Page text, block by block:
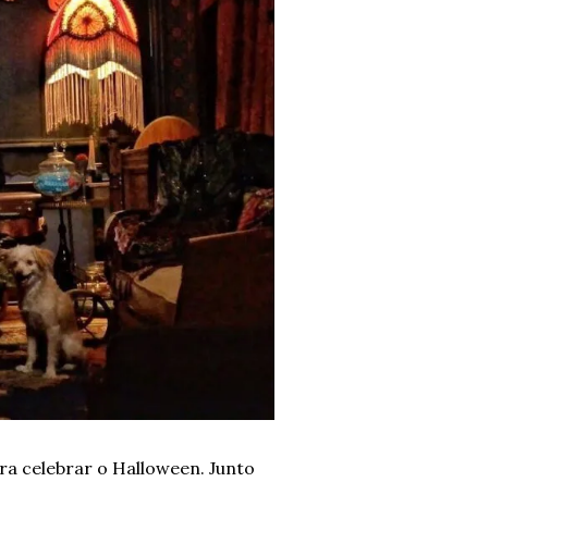
celebrar o Halloween. Junto